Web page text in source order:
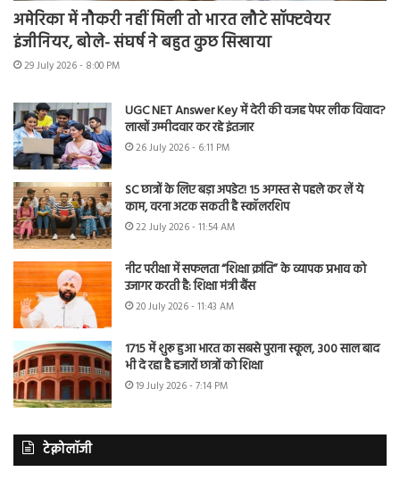
अमेरिका में नौकरी नहीं मिली तो भारत लौटे सॉफ्टवेयर
इंजीनियर, बोले- संघर्ष ने बहुत कुछ सिखाया
29 July 2026 - 8:00 PM
UGC NET Answer Key में देरी की वजह पेपर लीक विवाद?
लाखों उम्मीदवार कर रहे इंतजार
26 July 2026 - 6:11 PM
SC छात्रों के लिए बड़ा अपडेट! 15 अगस्त से पहले कर लें ये
काम, वरना अटक सकती है स्कॉलरशिप
22 July 2026 - 11:54 AM
नीट परीक्षा में सफलता “शिक्षा क्रांति” के व्यापक प्रभाव को
उजागर करती है: शिक्षा मंत्री बैंस
20 July 2026 - 11:43 AM
1715 में शुरू हुआ भारत का सबसे पुराना स्कूल, 300 साल बाद
भी दे रहा है हजारों छात्रों को शिक्षा
19 July 2026 - 7:14 PM
टेक्नोलॉजी